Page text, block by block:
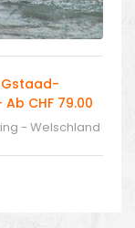
Gstaad-
CHF 79.00
- Welschland